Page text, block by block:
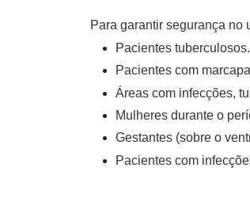
Para garantir segurança no
Pacientes tuberculosos.
Pacientes com
Áreas com infecções,
Mulheres durante o
Gestantes (sobre o
Pacientes com